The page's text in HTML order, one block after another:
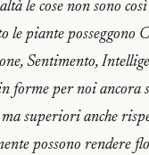
le cose non sono
le piante posseggono
Sentimento,
forme per noi ancora
superiori anche
possono rendere